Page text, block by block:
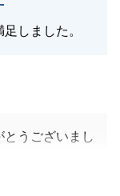
しました。
うございまし